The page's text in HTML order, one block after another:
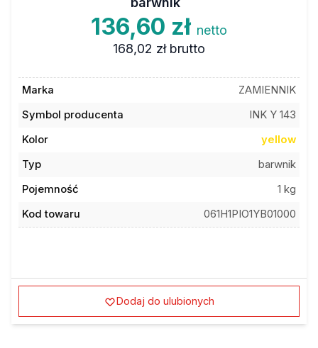
136,60 zł netto
168,02 zł brutto
Marka
ZAMIENNIK
Symbol producenta
INK Y 143
Kolor
yellow
Typ
barwnik
Pojemność
1 kg
Kod towaru
061H1PIO1YB01000
Dodaj do ulubionych